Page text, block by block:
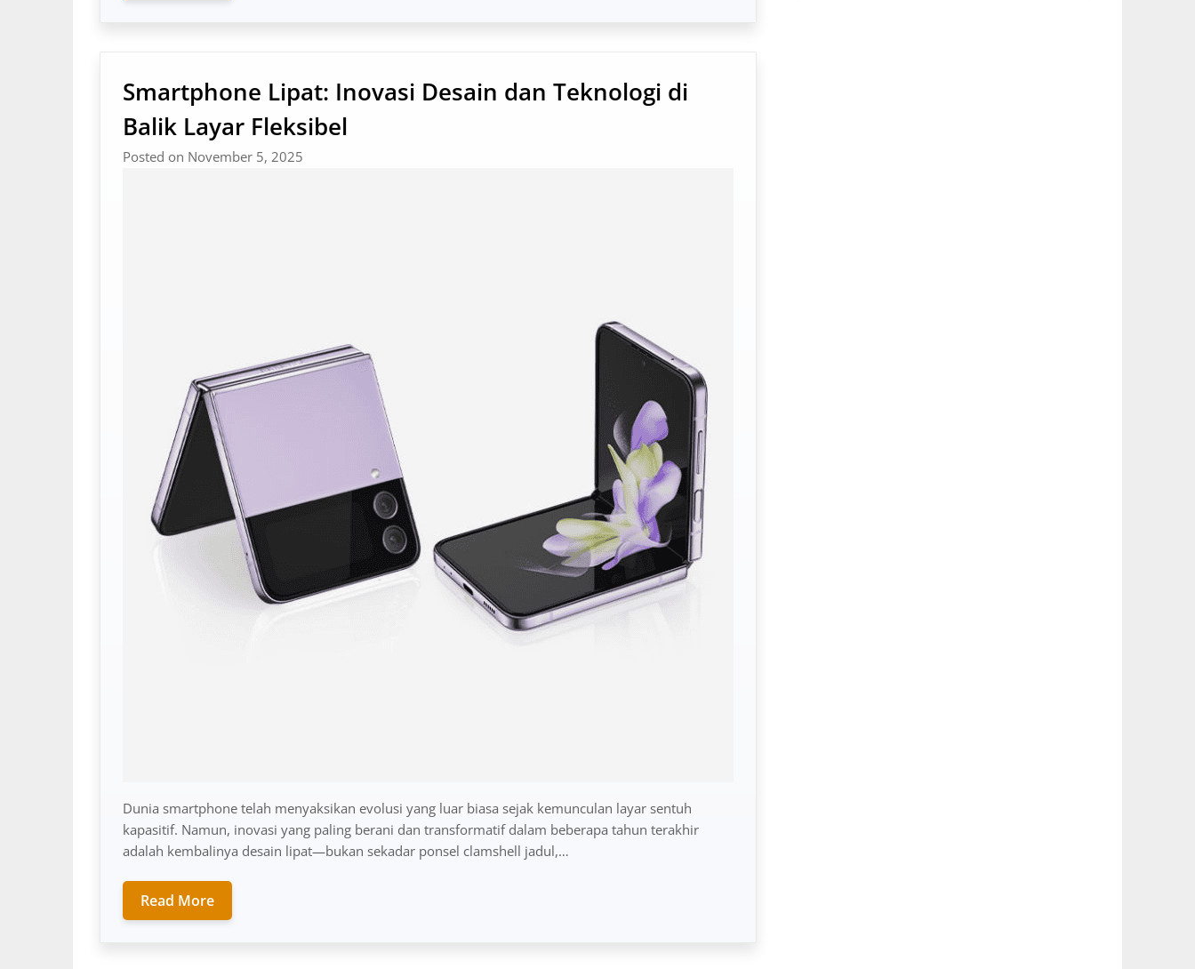
Smartphone Lipat: Inovasi Desain dan Teknologi di
Balik Layar Fleksibel
Posted on November 5, 2025
Dunia smartphone telah menyaksikan evolusi yang luar biasa sejak kemunculan layar sentuh
kapasitif. Namun, inovasi yang paling berani dan transformatif dalam beberapa tahun terakhir
adalah kembalinya desain lipat—bukan sekadar ponsel clamshell jadul,…
Read More